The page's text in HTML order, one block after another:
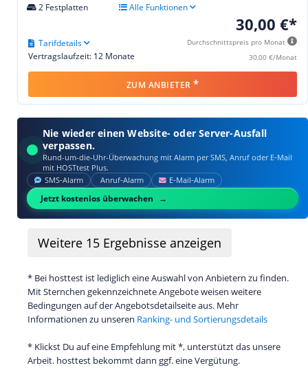
2 Festplatten Alle Funktionen
30,00 €*
Durchschnittspreis pro Monat
30,00 €/Monat
Vertragslaufzeit: 12 Monate
Tarifdetails
ZUM ANBIETER *
Nie wieder einen Website- oder Server-Ausfall
verpassen.
Rund-um-die-Uhr-Überwachung mit Alarm per SMS, Anruf oder E‑Mail
mit HOSTtest Plus.
SMS‑Alarm Anruf‑Alarm E‑Mail‑Alarm
Jetzt kostenlos überwachen
Weitere 15 Ergebnisse anzeigen
* Bei hosttest ist lediglich eine Auswahl von Anbietern zu finden.
Mit Sternchen gekennzeichnete Angebote weisen weitere
Bedingungen auf der Angebotsdetailseite aus. Mehr
Informationen zu unseren Ranking- und Sortierungsdetails
* Klickst Du auf eine Empfehlung mit *, unterstützt das unsere
Arbeit. hosttest bekommt dann ggf. eine Vergütung.